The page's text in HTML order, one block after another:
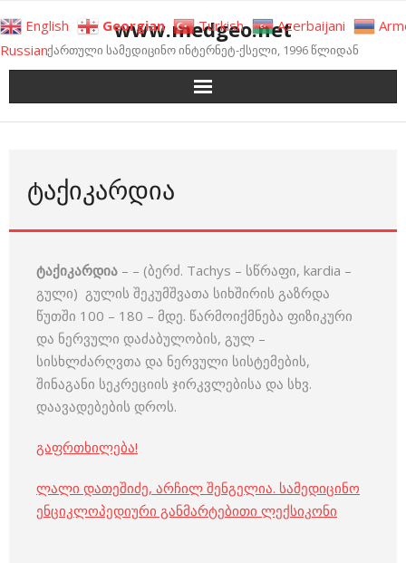
to
content
www.medgeo.net
ქართული სამედიცინო ინტერნეტ-ქსელი, 1996 წლიდან
ᲢᲐᲥᲘᲙᲐᲠᲓᲘᲐ
ტაქიკარდია – – (ბერძ. Tachys – სწრაფი, kardia –
გული) გულის შეკუმშვათა სიხშირის გაზრდა
წუთში 100 – 180 – მდე. წარმოიქმნება ფიზიკური
და ნერვული დაძაბულობის, გულ –
სისხლძარღვთა და ნერვული სისტემების,
შინაგანი სეკრეციის ჯირკვლებისა და სხვ.
დაავადებების დროს.
გაფრთხილება!
ლალი დათეშიძე, არჩილ შენგელია. სამედიცინო
ენციკლოპედიური განმარტებითი ლექსიკონი
English Georgian Turkish Azerbaijani
Russian